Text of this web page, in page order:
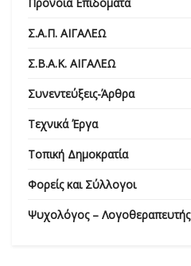
Πρόνοια Επιδόματα
Σ.Α.Π. ΑΙΓΑΛΕΩ
Σ.Β.Α.Κ. ΑΙΓΑΛΕΩ
Συνεντεύξεις-Άρθρα
Τεχνικά Έργα
Τοπική Δημοκρατία
Φορείς και Σύλλογοι
Ψυχολόγος – Λογοθεραπευτής